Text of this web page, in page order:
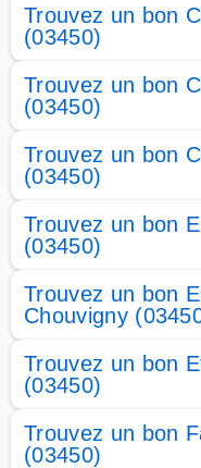
Trouvez un bon
(03450)
Trouvez un bon
(03450)
Trouvez un bon
(03450)
Trouvez un bon
(03450)
Trouvez un bon
Chouvigny
Trouvez un bon
(03450)
Trouvez un bon
(03450)